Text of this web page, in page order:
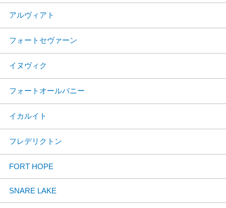
アルヴィアト
フォートセヴァーン
イヌヴィク
フォートオールバニー
イカルイト
フレデリクトン
FORT HOPE
SNARE LAKE